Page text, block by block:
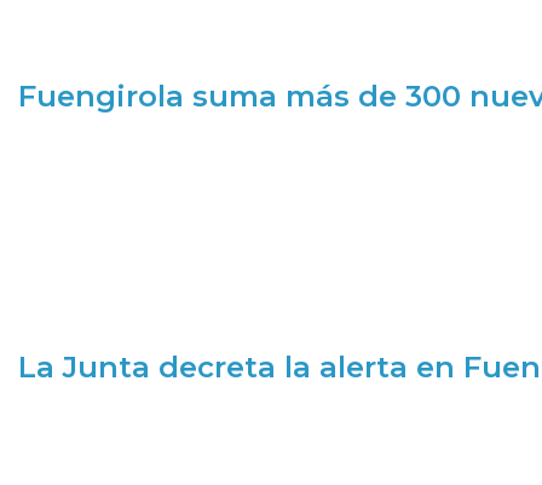
Fuengirola suma más de 300
La Junta decreta la alerta en